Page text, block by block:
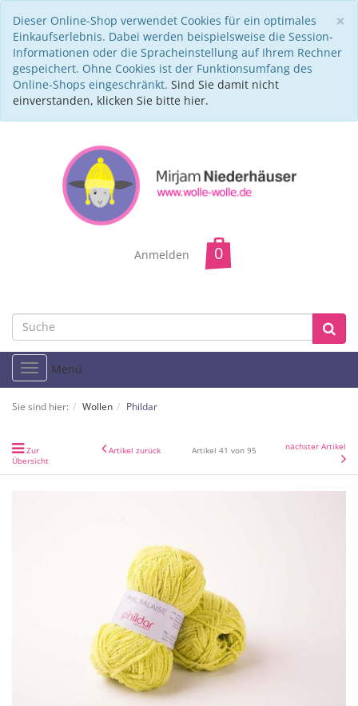
×
Dieser Online-Shop verwendet Cookies für ein optimales
Einkaufserlebnis. Dabei werden beispielsweise die Session-
Informationen oder die Spracheinstellung auf Ihrem Rechner
gespeichert. Ohne Cookies ist der Funktionsumfang des
Online-Shops eingeschränkt. Sind Sie damit nicht
einverstanden, klicken Sie bitte hier.
Anmelden
Toggle
navigation
Menü
Sie sind hier: Wollen Phildar
Zur
Übersicht
Artikel zurück Artikel 41 von 95 nächster Artikel